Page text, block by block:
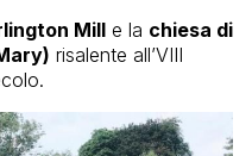
Mill e la chiesa di
risalente all’VIII